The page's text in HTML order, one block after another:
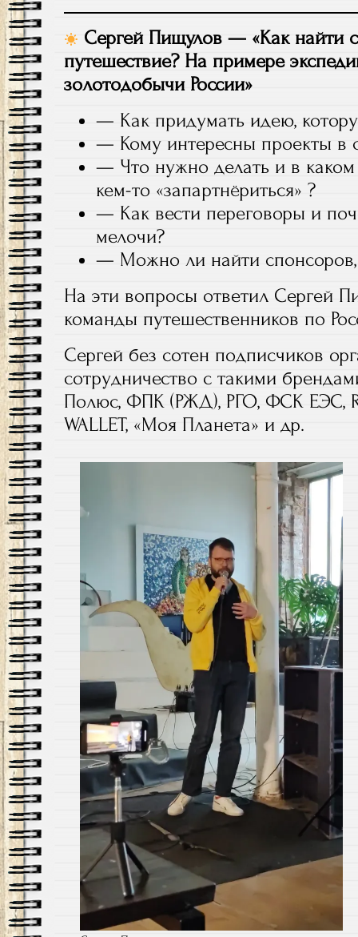
Сергей Пищулов — «Как найти
путешествие? На примере
золотодобычи России»
— Как придумать идею,
— Кому интересны проекты в
— Что нужно делать и в каком
кем-то «запартнёриться» ?
— Как вести переговоры и
мелочи?
— Можно ли найти спонсоров,
На эти вопросы ответил Сергей
команды путешественников по
Сергей без сотен подписчиков
сотрудничество с такими
Полюс, ФПК (РЖД), РГО, ФСК ЕЭС,
WALLET, «Моя Планета» и др.